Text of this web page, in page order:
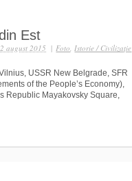
Est
| Foto,Istorie / Civilizaţie
2 august 2015
USSR New Belgrade, SFR
of the People’s Economy),
Republic Mayakovsky Square,